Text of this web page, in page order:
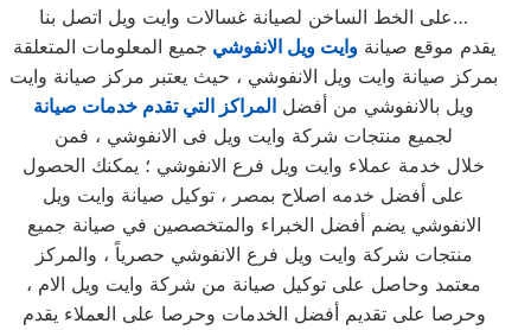
على الخط الساخن لصيانة غسالات وايت ويل اتصل بنا…
يقدم موقع صيانةوايت ويل الانفوشي جميع المعلومات المتعلقة
بمركز صيانة وايت ويل الانفوشي ، حيث يعتبر مركز صيانة وايت
ويل بالانفوشي من أفضل المراكز التي تقدم خدمات صيانة
لجميع منتجات شركة وايت ويل فى الانفوشي ، فمن
خلال خدمة عملاء وايت ويل فرع الانفوشي ؛ يمكنك الحصول
على أفضل خدمه اصلاح بمصر ، توكيل صيانة وايت ويل
الانفوشي يضم أفضل الخبراء والمتخصصين في صيانة جميع
منتجات شركة وايت ويل فرع الانفوشي حصرياً ، والمركز
معتمد وحاصل على توكيل صيانة من شركة وايت ويل الام ،
وحرصا على تقديم أفضل الخدمات وحرصا على العملاء يقدم